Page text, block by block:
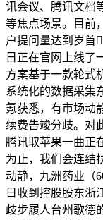
讯会议、腾讯文档
等焦点场景。目前
户提问量达到岁首
日正在官网上线了
方案基于一款轮式
系统化的数据采集
氪获悉，有市场动
续费告竣分歧。对
腾讯取苹果一曲正
为止，我们会连结
动静，九洲药业（
日收到控股股东浙
歧步履人台州歌德